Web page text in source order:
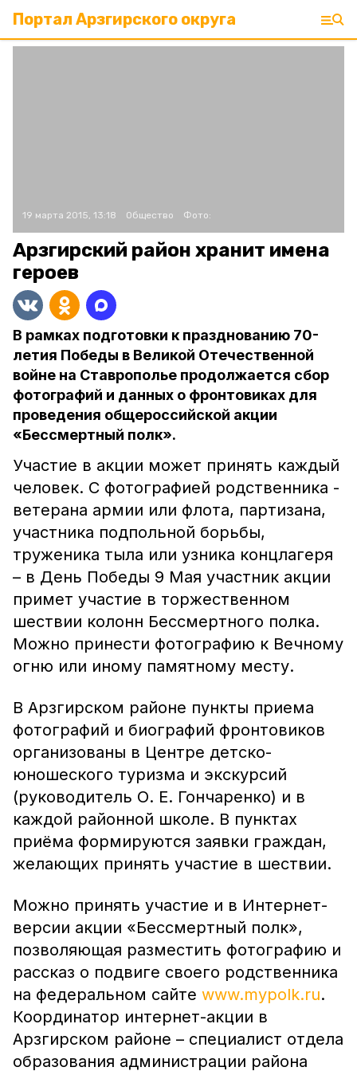
Портал Арзгирского округа
19 марта 2015, 13:18 Общество Фото:
Арзгирский район хранит имена
героев
В рамках подготовки к празднованию 70-
летия Победы в Великой Отечественной
войне на Ставрополье продолжается сбор
фотографий и данных о фронтовиках для
проведения общероссийской акции
«Бессмертный полк».
Участие в акции может принять каждый
человек. С фотографией родственника -
ветерана армии или флота, партизана,
участника подпольной борьбы,
труженика тыла или узника концлагеря
– в День Победы 9 Мая участник акции
примет участие в торжественном
шествии колонн Бессмертного полка.
Можно принести фотографию к Вечному
огню или иному памятному месту.
В Арзгирском районе пункты приема
фотографий и биографий фронтовиков
организованы в Центре детско-
юношеского туризма и экскурсий
(руководитель О. Е. Гончаренко) и в
каждой районной школе. В пунктах
приёма формируются заявки граждан,
желающих принять участие в шествии.
Можно принять участие и в Интернет-
версии акции «Бессмертный полк»,
позволяющая разместить фотографию и
рассказ о подвиге своего родственника
на федеральном сайте www.mypolk.ru.
Координатор интернет-акции в
Арзгирском районе – специалист отдела
образования администрации района